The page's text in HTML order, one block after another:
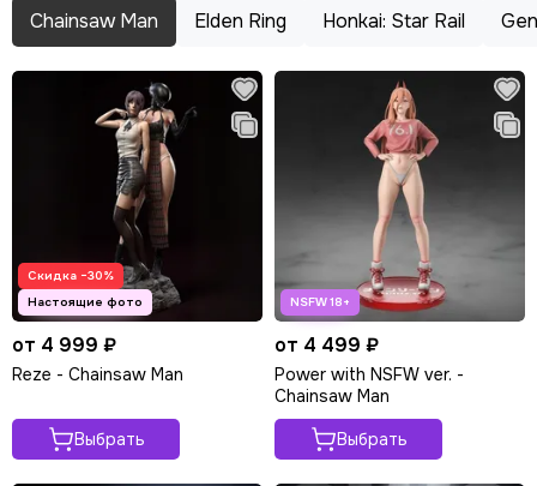
Chainsaw Man Elden Ring Honkai: Star Rail
Скидка −30%
от 4 999 ₽
Reze - Chainsaw Man
Выбрать
от 4 499 ₽
Power with NSFW ver. -
Chainsaw Man
Выбрать